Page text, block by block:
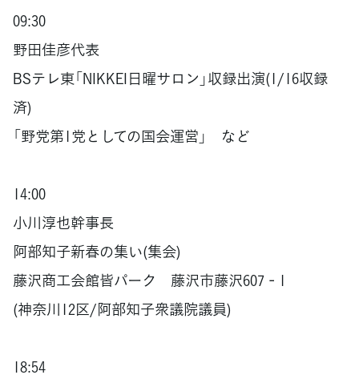
09:30
野田佳彦代表
BSテレ東「NIKKEI日曜サロン」収録出演(1/16収録
済)
「野党第1党としての国会運営」 など
14:00
小川淳也幹事長
阿部知子新春の集い(集会)
藤沢商工会館皆パーク 藤沢市藤沢607‐1
(神奈川12区/阿部知子衆議院議員)
18:54